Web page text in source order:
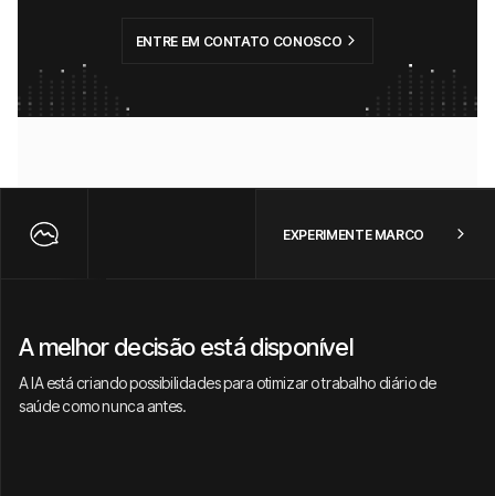
ENTRE EM CONTATO CONOSCO
EXPERIMENTE MARCO
A melhor decisão está disponível
A IA está criando possibilidades para otimizar o trabalho diário de
saúde como nunca antes.